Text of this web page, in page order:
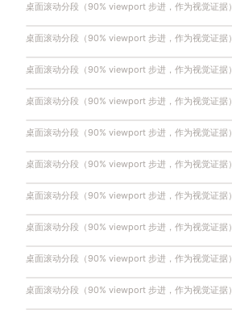
桌面滚动分段（90% viewport 步进，作为视觉证据）
桌面滚动分段（90% viewport 步进，作为视觉证据）
桌面滚动分段（90% viewport 步进，作为视觉证据）
桌面滚动分段（90% viewport 步进，作为视觉证据）
桌面滚动分段（90% viewport 步进，作为视觉证据）
桌面滚动分段（90% viewport 步进，作为视觉证据）
桌面滚动分段（90% viewport 步进，作为视觉证据）
桌面滚动分段（90% viewport 步进，作为视觉证据）
桌面滚动分段（90% viewport 步进，作为视觉证据）
桌面滚动分段（90% viewport 步进，作为视觉证据）